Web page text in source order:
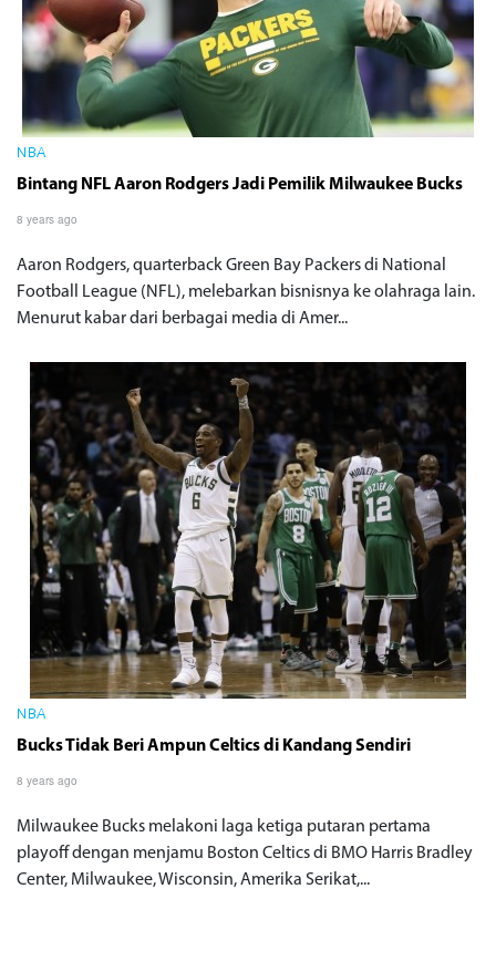
NBA
Bintang NFL Aaron Rodgers Jadi Pemilik Milwaukee Bucks
8 years ago
Aaron Rodgers, quarterback Green Bay Packers di National
Football League (NFL), melebarkan bisnisnya ke olahraga lain.
Menurut kabar dari berbagai media di Amer...
NBA
Bucks Tidak Beri Ampun Celtics di Kandang Sendiri
8 years ago
Milwaukee Bucks melakoni laga ketiga putaran pertama
playoff dengan menjamu Boston Celtics di BMO Harris Bradley
Center, Milwaukee, Wisconsin, Amerika Serikat,...